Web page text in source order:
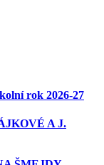
rok 2026-27
A J.